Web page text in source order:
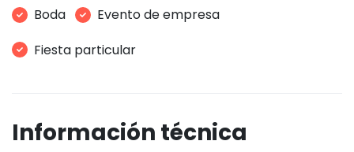
Boda
Evento de empresa
Fiesta particular
Información técnica